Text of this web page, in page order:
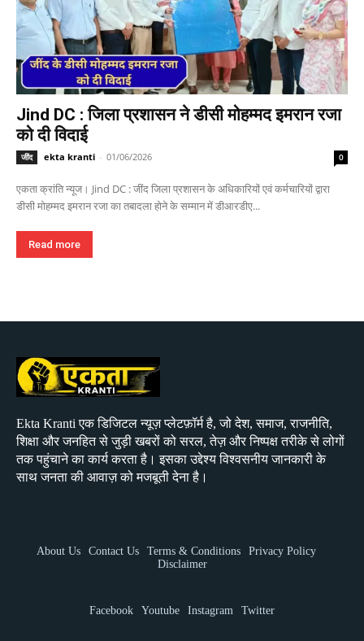
Jind DC : जिला प्रशासन ने डीसी मोहम्मद इमरान रजा
को दी विदाई
जींद ekta kranti - 01/06/2026 0
एकता क्रांति न्यूज। Jind DC : जींद जिला प्रशासन के अधिकारियों एवं कर्मचारियों द्वारा
डीसी मोहम्मद इमरान रजा का तबादला होने के सम्मान में डीआरडीए...
Read more
Ekta Kranti एक डिजिटल न्यूज़ प्लेटफ़ॉर्म है, जो देश, समाज, राजनीति,
शिक्षा और जनहित से जुड़ी खबरों को सरल, तेज़ और निष्पक्ष तरीके से लोगों
तक पहुंचाने का कार्य करता है। इसका उद्देश्य विश्वसनीय जानकारी के
साथ जनता की आवाज़ को मजबूती देना है।
About Us Contact Us Terms & Conditions
Privacy Policy
Disclaimer
Facebook Youtube Instagram Twitter